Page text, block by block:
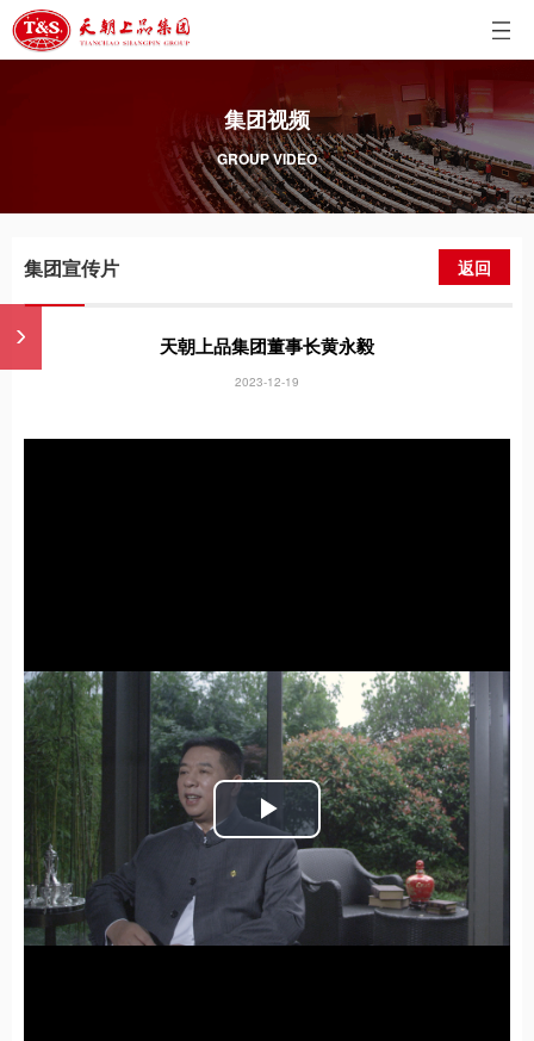
集团视频
GROUP VIDEO
集团宣传片 返回
天朝上品集团董事长黄永毅
2023-12-19
Play
Video